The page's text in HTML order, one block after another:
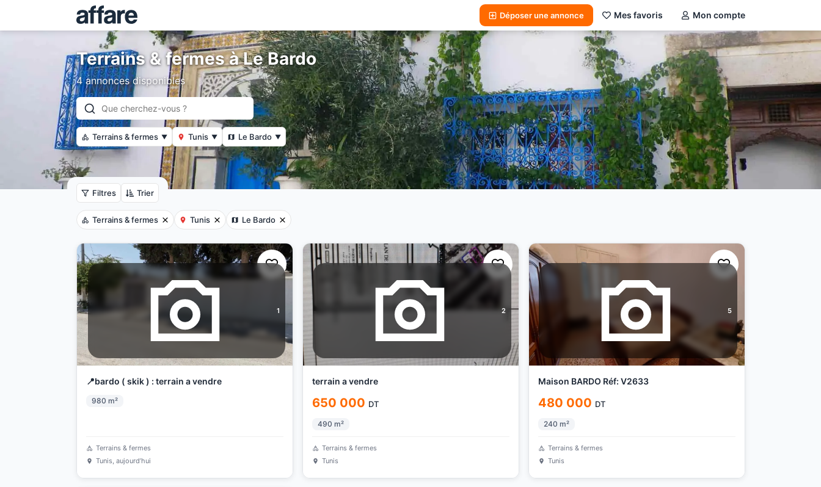
Déposer une annonce Mes favoris Mon compte
Terrains & fermes à Le Bardo
4 annonces disponibles
Terrains & fermes ▼ Tunis ▼ Le Bardo ▼
Filtres Trier
Terrains & fermes Tunis Le Bardo
1
📍bardo ( skik ) : terrain a vendre
980 m²
Terrains & fermes
Tunis, aujourd’hui
2
terrain a vendre
650 000 DT
490 m²
Terrains & fermes
Tunis
5
Maison BARDO Réf: V2633
480 000 DT
240 m²
Terrains & fermes
Tunis